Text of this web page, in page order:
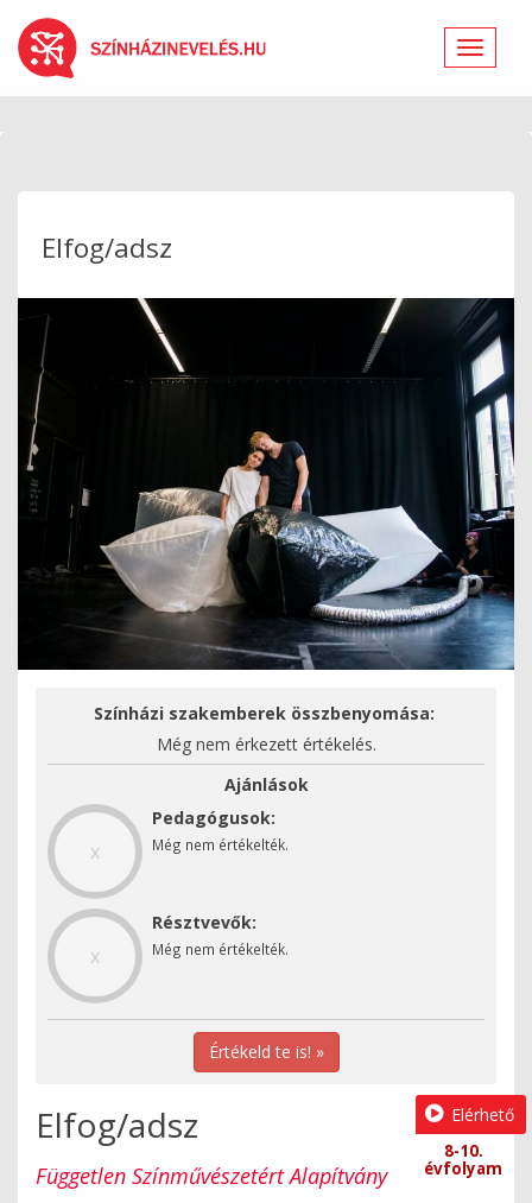
Toggle
Elfog/adsz
Színházi szakemberek összbenyomása:
Még nem érkezett értékelés.
Ajánlások
x
Pedagógusok:
Még nem értékelték.
x
Résztvevők:
Még nem értékelték.
Értékeld te is! »
Elfog/adsz
Független Színművészetért Alapítvány
Elérhető
8-10.
évfolyam